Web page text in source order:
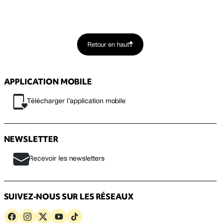
Retour en haut
APPLICATION MOBILE
Télécharger l’application mobile
NEWSLETTER
Recevoir les newsletters
SUIVEZ-NOUS SUR LES RÉSEAUX